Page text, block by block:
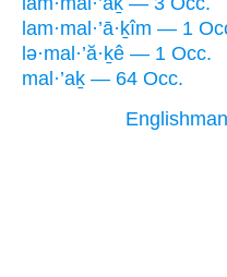
lam·mal·’ā·ḵîm — 1
lə·mal·’ă·ḵê — 1 Occ.
mal·’aḵ — 64 Occ.